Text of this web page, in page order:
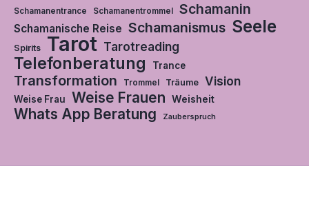
Schamanentrance
Schamanentrommel Schamanin
Schamanische Reise Schamanismus Seele
Spirits Tarot Tarotreading
Telefonberatung Trance
Transformation Trommel Träume Vision
Weise Frau Weise Frauen Weisheit
Whats App Beratung Zauberspruch